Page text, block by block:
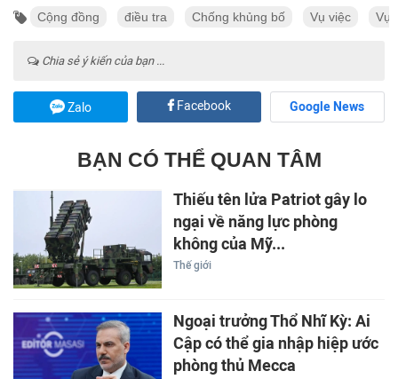
Cộng đồng điều tra Chống khủng bố Vụ việc Vụ
Chia sẻ ý kiến của bạn ...
Zalo Facebook Google News
BẠN CÓ THỂ QUAN TÂM
Thiếu tên lửa Patriot gây lo
ngại về năng lực phòng
không của Mỹ...
Thế giới
Ngoại trưởng Thổ Nhĩ Kỳ: Ai
Cập có thể gia nhập hiệp ước
phòng thủ Mecca